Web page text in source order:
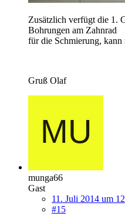
Zusätzlich verfügt die 1.
Bohrungen am Zahnrad
für die Schmierung, kann
Gruß Olaf
munga66
Gast
11. Juli 2014 um
#15